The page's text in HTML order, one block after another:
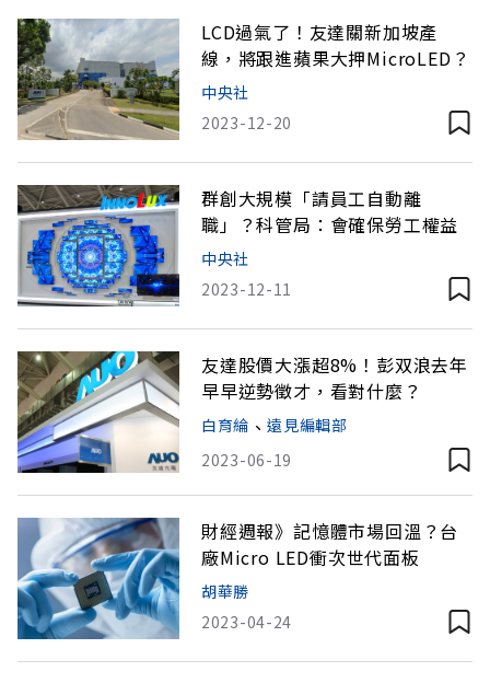
LCD過氣了！友達關新加坡產
線，將跟進蘋果大押MicroLED？
中央社
2023-12-20
群創大規模「請員工自動離
職」？科管局：會確保勞工權益
中央社
2023-12-11
友達股價大漲超8%！彭双浪去年
早早逆勢徵才，看對什麼？
白育綸 、遠見編輯部
2023-06-19
財經週報》記憶體市場回溫？台
廠Micro LED衝次世代面板
胡華勝
2023-04-24